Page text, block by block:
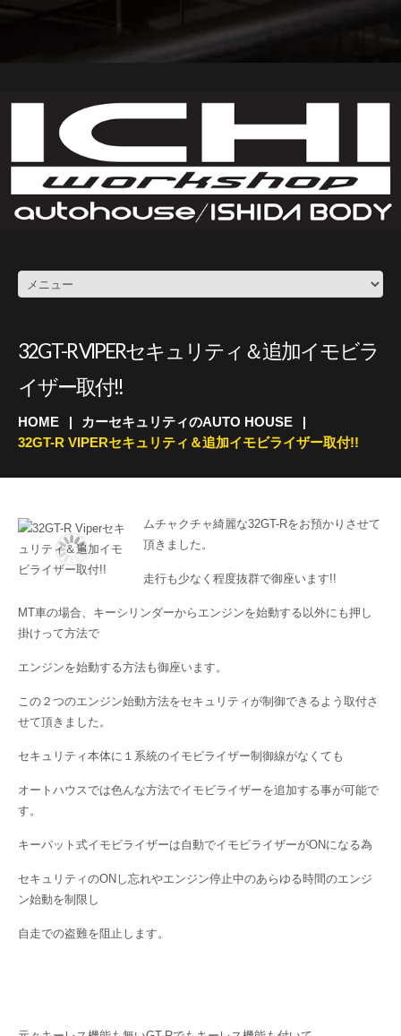
32GT-R VIPERセキュリティ＆追加イモビラ
イザー取付!!
HOME
カーセキュリティのAUTO HOUSE
32GT-R VIPERセキュリティ＆追加イモビライザー取付!!
ムチャクチャ綺麗な32GT-Rをお預かりさせて
頂きました。
走行も少なく程度抜群で御座います!!
MT車の場合、キーシリンダーからエンジンを始動する以外にも押し
掛けって方法で
エンジンを始動する方法も御座います。
この２つのエンジン始動方法をセキュリティが制御できるよう取付さ
せて頂きました。
セキュリティ本体に１系統のイモビライザー制御線がなくても
オートハウスでは色んな方法でイモビライザーを追加する事が可能で
す。
キーパット式イモビライザーは自動でイモビライザーがONになる為
セキュリティのONし忘れやエンジン停止中のあらゆる時間のエンジ
ン始動を制限し
自走での盗難を阻止します。